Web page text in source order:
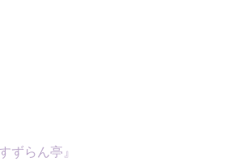
ずらん亭』